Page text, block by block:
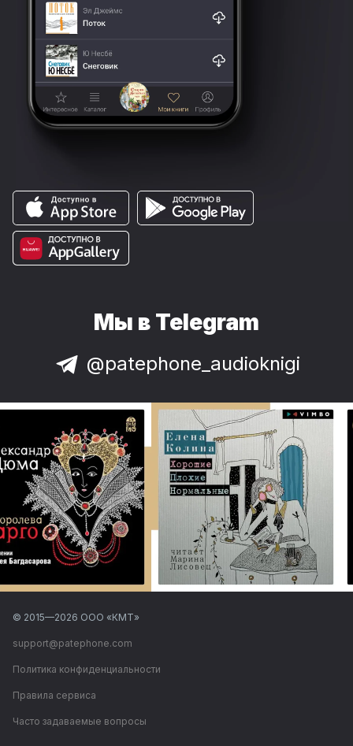
Мы в Telegram
@patephone_audioknigi
© 2015—2026 ООО «КМТ»
support@patephone.com
Политика конфиденциальности
Правила сервиса
Часто задаваемые вопросы